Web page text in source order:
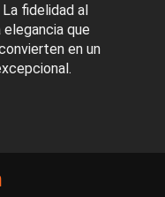
fidelidad al
que
en un